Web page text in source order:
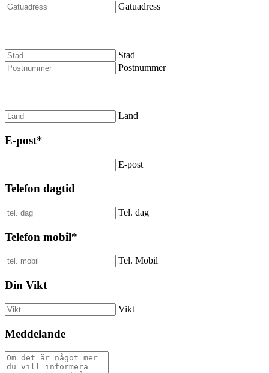
Gatuadress
Stad
Postnummer
Land
E-post*
E-post
Telefon dagtid
Tel. dag
Telefon mobil*
Tel. Mobil
Din Vikt
Vikt
Meddelande